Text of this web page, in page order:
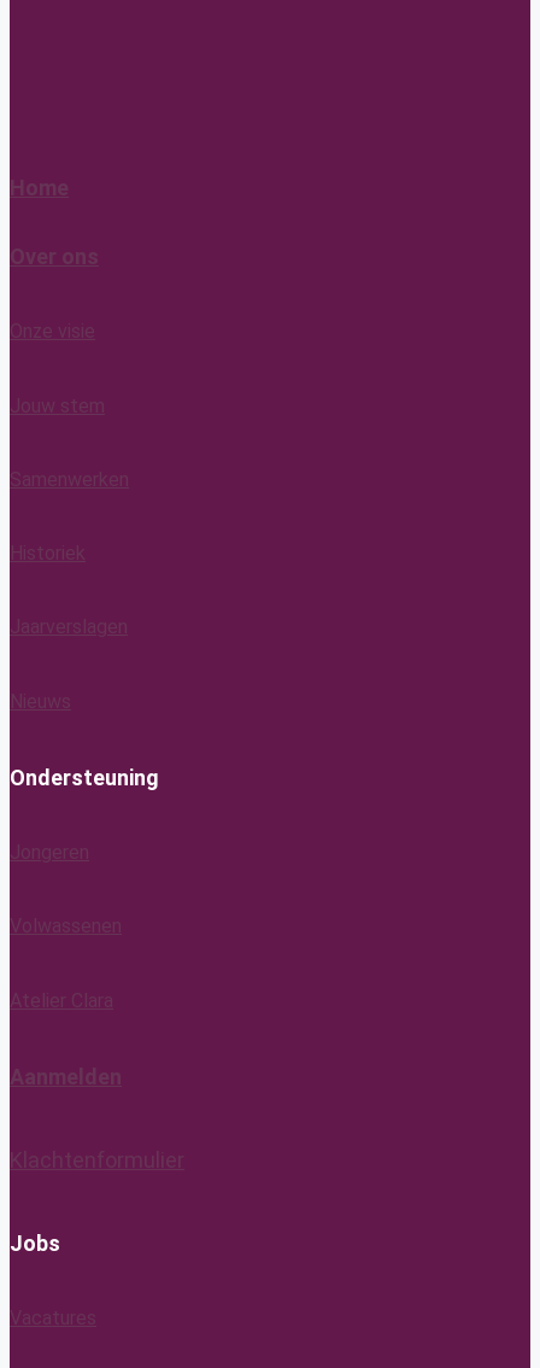
Home
Over ons
Onze visie
Jouw stem
Samenwerken
Historiek
Jaarverslagen
Nieuws
Ondersteuning
Jongeren
Volwassenen
Atelier Clara
Aanmelden
Klachtenformulier
Jobs
Vacatures